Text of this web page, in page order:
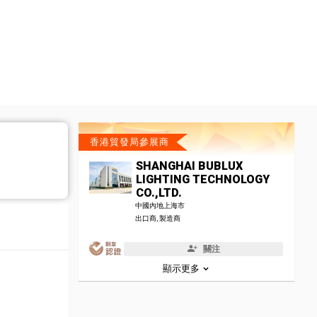
香港貿發局參展商
SHANGHAI BUBLUX
LIGHTING TECHNOLOGY
CO.,LTD.
中國內地上海市
出口商, 製造商
關注
顯示更多